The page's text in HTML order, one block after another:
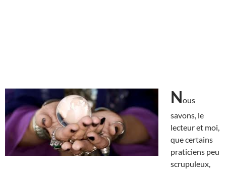
Nous
savons, le
lecteur et moi,
que certains
praticiens peu
scrupuleux,